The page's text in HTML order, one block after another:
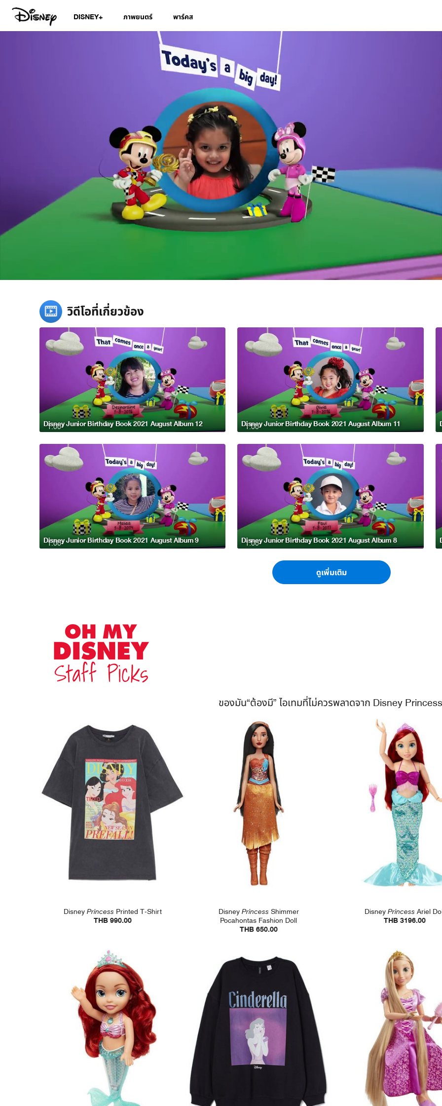
DISNEY+ ภาพยนตร์ พาร์คส
วิดีโอที่เกี่ยวข้อง
1:00
Disney Junior Birthday Book 2021 August Album 12 1:00
Disney Junior Birthday Book 2021 August Album 11
1:00
Disney Junior Birthday Book 2021 August Album 9 1:00
Disney Junior Birthday Book 2021 August Album 8
ดูเพิ่มเติม
ของมัน“ต้องมี” ไอเทมที่ไม่ควรพลาดจาก Disney
DisneyPrincess Printed T-Shirt
THB 990.00
DisneyPrincess Shimmer
Pocahontas Fashion Doll
THB 650.00
DisneyPrincess Ariel
THB 3196.00